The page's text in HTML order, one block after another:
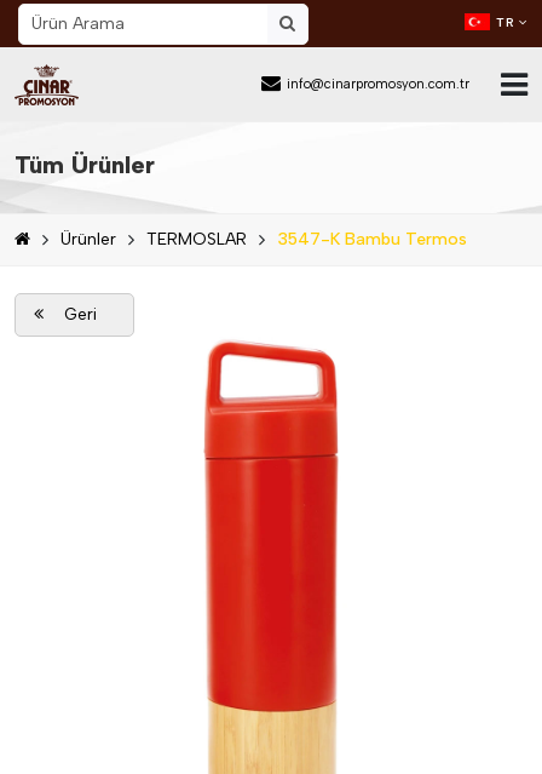
info@cinarpromosyon.com.tr
TR
Ana Sayfa
Hakkımızda
Sektör
Ürünler
Tüm Ürünler
Ürünler TERMOSLAR 3547-K Bambu Termos
Geri